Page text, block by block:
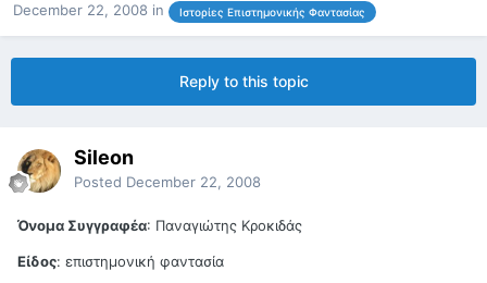
December 22, 2008 in Ιστορίες Επιστημονικής Φαντασίας
Reply to this topic
Sileon
Posted December 22, 2008
Όνομα Συγγραφέα: Παναγιώτης Κροκιδάς
Είδος: επιστημονική φαντασία